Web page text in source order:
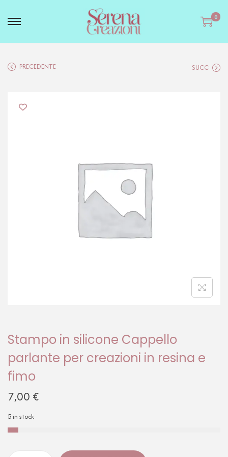
0
PRECEDENTE SUCC
Stampo in silicone Cappello
parlante per creazioni in resina e
fimo
7,00 €
5 in stock